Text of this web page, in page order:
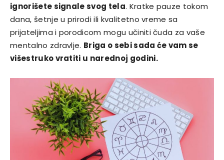
ignorišete signale svog tela. Kratke pauze tokom
dana, šetnje u prirodi ili kvalitetno vreme sa
prijateljima i porodicom mogu učiniti čuda za vaše
mentalno zdravlje. Briga o sebi sada će vam se
višestruko vratiti u narednoj godini.